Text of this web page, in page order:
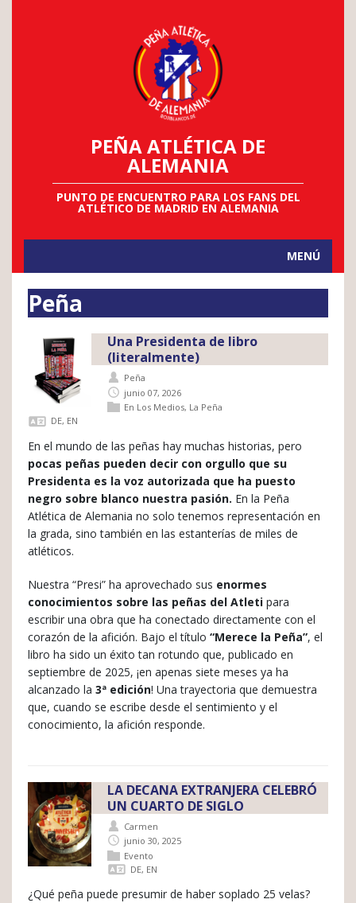
PEÑA ATLÉTICA DE
ALEMANIA
PUNTO DE ENCUENTRO PARA LOS FANS DEL
ATLÉTICO DE MADRID EN ALEMANIA
MENÚ
Peña
Una Presidenta de libro
(literalmente)
Peña
junio 07, 2026
En Los Medios, La Peña
DE, EN
En el mundo de las peñas hay muchas historias, pero
pocas peñas pueden decir con orgullo que su
Presidenta es la voz autorizada que ha puesto
negro sobre blanco nuestra pasión. En la Peña
Atlética de Alemania no solo tenemos representación en
la grada, sino también en las estanterías de miles de
atléticos.
Nuestra “Presi” ha aprovechado sus enormes
conocimientos sobre las peñas del Atleti para
escribir una obra que ha conectado directamente con el
corazón de la afición. Bajo el título “Merece la Peña”, el
libro ha sido un éxito tan rotundo que, publicado en
septiembre de 2025, ¡en apenas siete meses ya ha
alcanzado la 3ª edición! Una trayectoria que demuestra
que, cuando se escribe desde el sentimiento y el
conocimiento, la afición responde.
LA DECANA EXTRANJERA CELEBRÓ
UN CUARTO DE SIGLO
Carmen
junio 30, 2025
Evento
DE, EN
¿Qué peña puede presumir de haber soplado 25 velas?